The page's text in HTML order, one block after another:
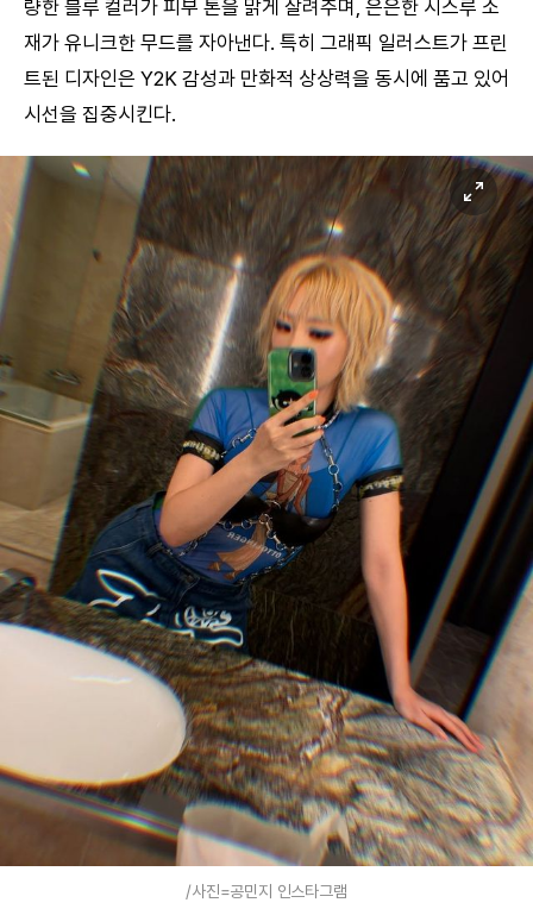
량한 블루 컬러가 피부 톤을 맑게 살려주며, 은은한 시스루 소
재가 유니크한 무드를 자아낸다. 특히 그래픽 일러스트가 프린
트된 디자인은 Y2K 감성과 만화적 상상력을 동시에 품고 있어
시선을 집중시킨다.
/사진=공민지 인스타그램